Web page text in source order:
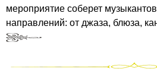
мероприятие соберет
направлений: от джаза, блюза,